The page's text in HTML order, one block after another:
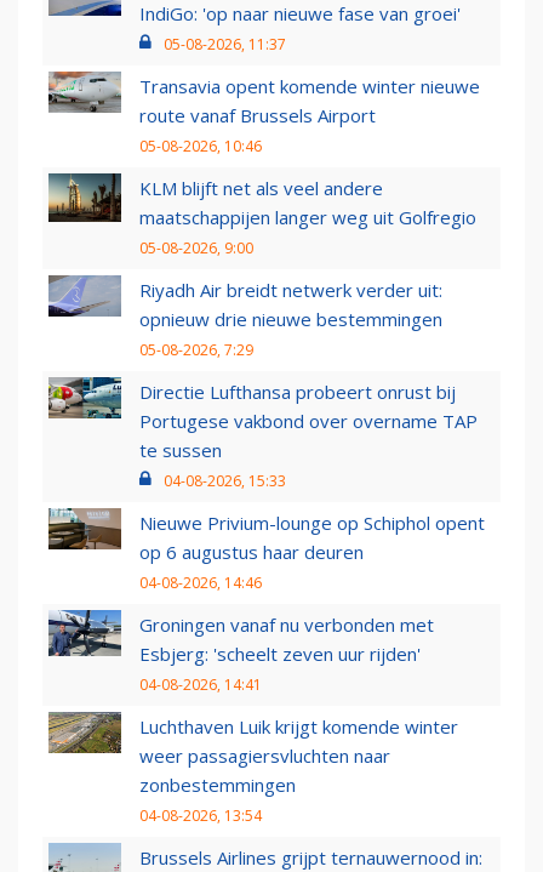
IndiGo: 'op naar nieuwe fase van groei'
05-08-2026, 11:37
Transavia opent komende winter nieuwe
route vanaf Brussels Airport
05-08-2026, 10:46
KLM blijft net als veel andere
maatschappijen langer weg uit Golfregio
05-08-2026, 9:00
Riyadh Air breidt netwerk verder uit:
opnieuw drie nieuwe bestemmingen
05-08-2026, 7:29
Directie Lufthansa probeert onrust bij
Portugese vakbond over overname TAP
te sussen
04-08-2026, 15:33
Nieuwe Privium-lounge op Schiphol opent
op 6 augustus haar deuren
04-08-2026, 14:46
Groningen vanaf nu verbonden met
Esbjerg: 'scheelt zeven uur rijden'
04-08-2026, 14:41
Luchthaven Luik krijgt komende winter
weer passagiersvluchten naar
zonbestemmingen
04-08-2026, 13:54
Brussels Airlines grijpt ternauwernood in: